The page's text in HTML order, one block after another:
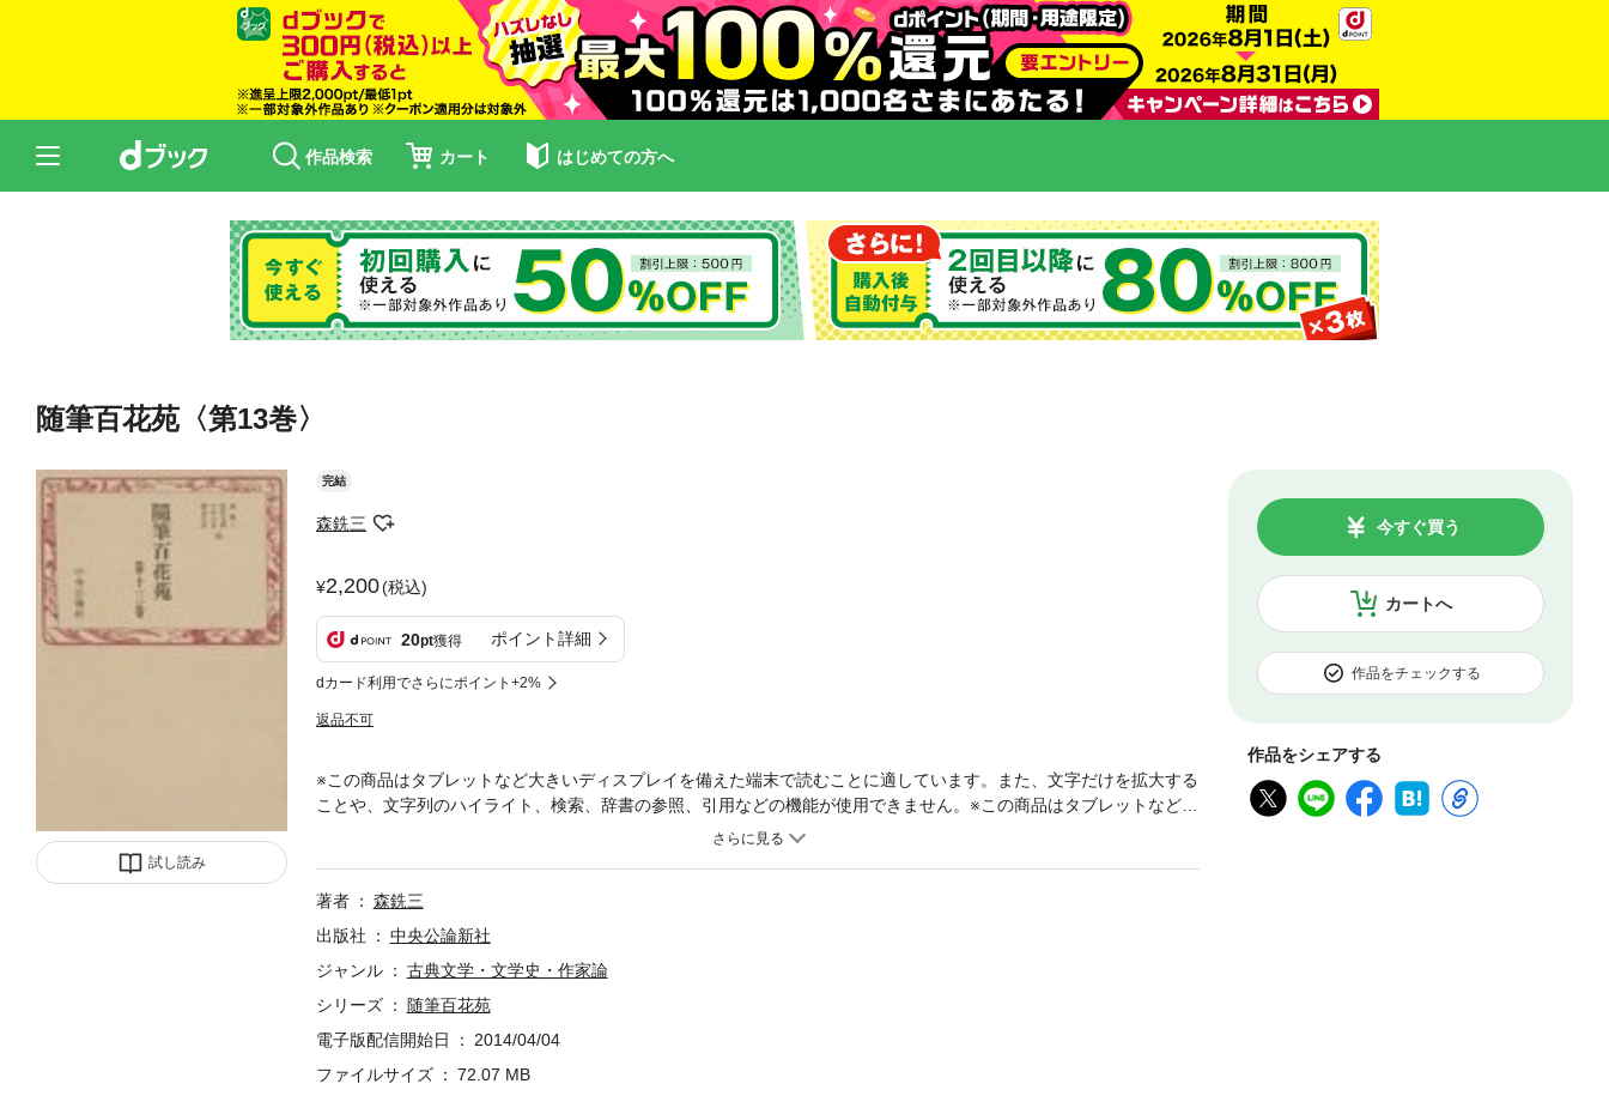
作品検索 カート はじめての方へ
随筆百花苑〈第13巻〉
試し読み
完結
森銑三
2,200(税込)
20pt獲得 ポイント詳細
dカード利用でさらにポイント+2%
返品不可
カートへ
今すぐ買う
作品をチェックする
作品をシェアする
※この商品はタブレットなど大きいディスプレイを備えた端末で読むことに適しています。また、文字だけを拡大する
ことや、文字列のハイライト、検索、辞書の参照、引用などの機能が使用できません。※この商品はタブレットなど大
きいディスプレイを備えた端末で読むことに適しています。また、文字だけを拡大することや、文字列のハイライ
著者
森銑三
出版社
中央公論新社
ジャンル
古典文学・文学史・作家論
シリーズ
随筆百花苑
電子版配信開始日
2014/04/04
ファイルサイズ
72.07 MB